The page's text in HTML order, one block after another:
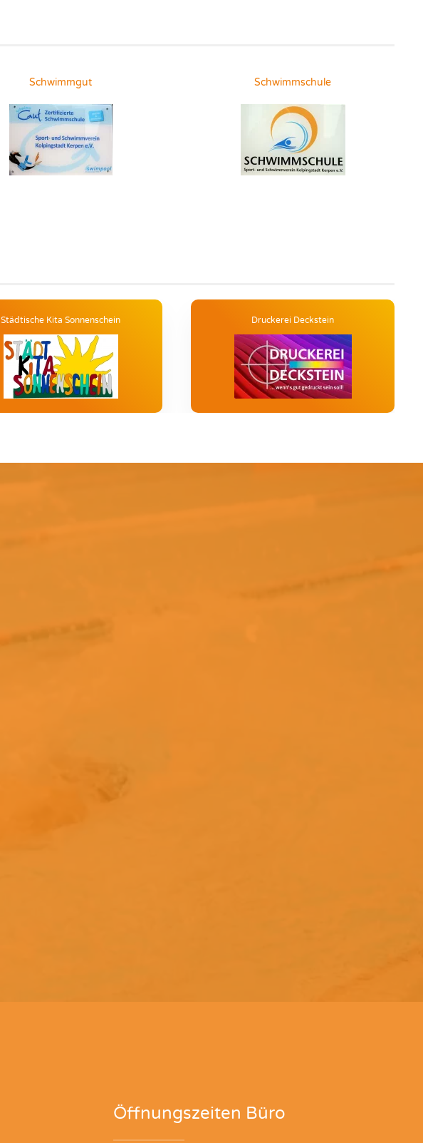
Schwimmgut Schwimmschule
Städtische Kita Sonnenschein Druckerei Deckstein
Öffnungszeiten Büro